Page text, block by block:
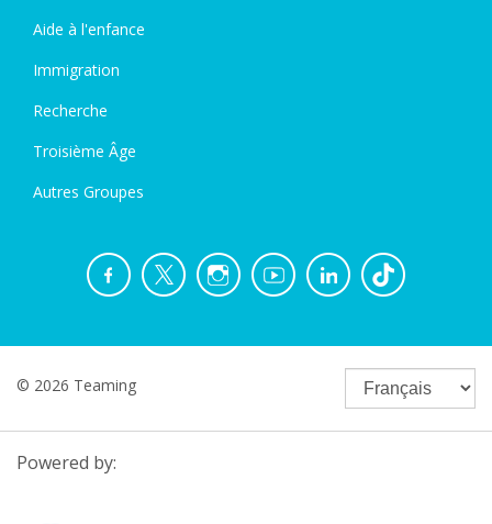
Aide à l'enfance
Immigration
Recherche
Troisième Âge
Autres Groupes
© 2026 Teaming
Powered by: